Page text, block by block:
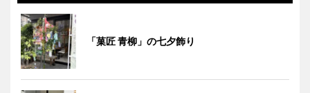
「菓匠 青柳」の七夕飾り